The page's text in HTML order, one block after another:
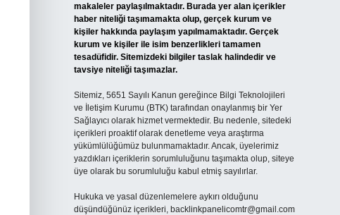
makaleler paylaşılmaktadır. Burada yer alan içerikler
haber niteliği taşımamakta olup, gerçek kurum ve
kişiler hakkında paylaşım yapılmamaktadır. Gerçek
kurum ve kişiler ile isim benzerlikleri tamamen
tesadüfidir. Sitemizdeki bilgiler taslak halindedir ve
tavsiye niteliği taşımazlar.
Sitemiz, 5651 Sayılı Kanun gereğince Bilgi Teknolojileri
ve İletişim Kurumu (BTK) tarafından onaylanmış bir Yer
Sağlayıcı olarak hizmet vermektedir. Bu nedenle, sitedeki
içerikleri proaktif olarak denetleme veya araştırma
yükümlülüğümüz bulunmamaktadır. Ancak, üyelerimiz
yazdıkları içeriklerin sorumluluğunu taşımakta olup, siteye
üye olarak bu sorumluluğu kabul etmiş sayılırlar.
Hukuka ve yasal düzenlemelere aykırı olduğunu
düşündüğünüz içerikleri, backlinkpanelicomtr@gmail.com